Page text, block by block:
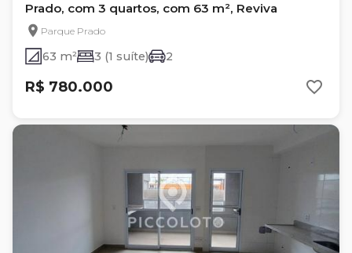
Prado, com 3 quartos, com 63 m², Reviva
Parque Prado
63 m² 3 (1 suíte) 2
R$ 780.000